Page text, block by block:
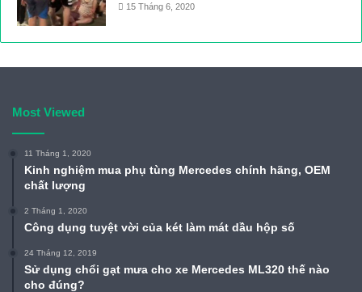
15 Tháng 6, 2020
Most Viewed
11 Tháng 1, 2020
Kinh nghiệm mua phụ tùng Mercedes chính hãng, OEM
chất lượng
2 Tháng 1, 2020
Công dụng tuyệt vời của két làm mát dầu hộp số
24 Tháng 12, 2019
Sử dụng chổi gạt mưa cho xe Mercedes ML320 thế nào
cho đúng?